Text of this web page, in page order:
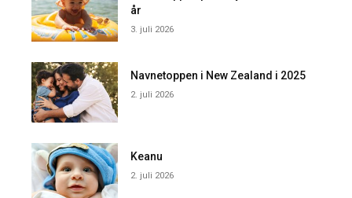
år
3. juli 2026
Navnetoppen i New Zealand i 2025
2. juli 2026
Keanu
2. juli 2026